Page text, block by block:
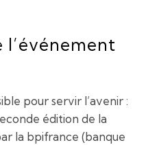
l’événement
pour servir l’avenir :
édition de la
la bpifrance (banque